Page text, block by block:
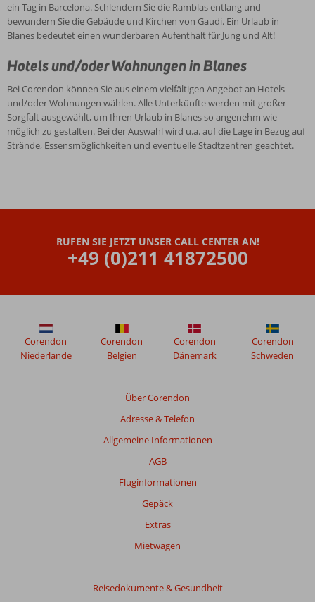
ein Tag in Barcelona. Schlendern Sie die Ramblas entlang und
bewundern Sie die Gebäude und Kirchen von Gaudi. Ein Urlaub in
Blanes bedeutet einen wunderbaren Aufenthalt für Jung und Alt!
Hotels und/oder Wohnungen in Blanes
Bei Corendon können Sie aus einem vielfältigen Angebot an Hotels
und/oder Wohnungen wählen. Alle Unterkünfte werden mit großer
Sorgfalt ausgewählt, um Ihren Urlaub in Blanes so angenehm wie
möglich zu gestalten. Bei der Auswahl wird u.a. auf die Lage in Bezug auf
Strände, Essensmöglichkeiten und eventuelle Stadtzentren geachtet.
RUFEN SIE JETZT UNSER CALL CENTER AN!
+49 (0)211 41872500
Über Corendon
Adresse & Telefon
Allgemeine Informationen
AGB
Fluginformationen
Gepäck
Extras
Mietwagen
Reisedokumente & Gesundheit
Corendon
Niederlande
Corendon
Belgien
Corendon
Dänemark
Corendon
Schweden